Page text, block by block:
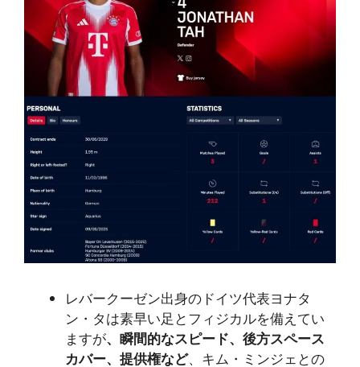
レバークーゼン出身のドイツ代表ヨナタ
ン・タは素早い足とフィジカルを備えてい
ますが、瞬間的なスピード、後方スペース
カバー、提供権など、キム・ミンジェとの